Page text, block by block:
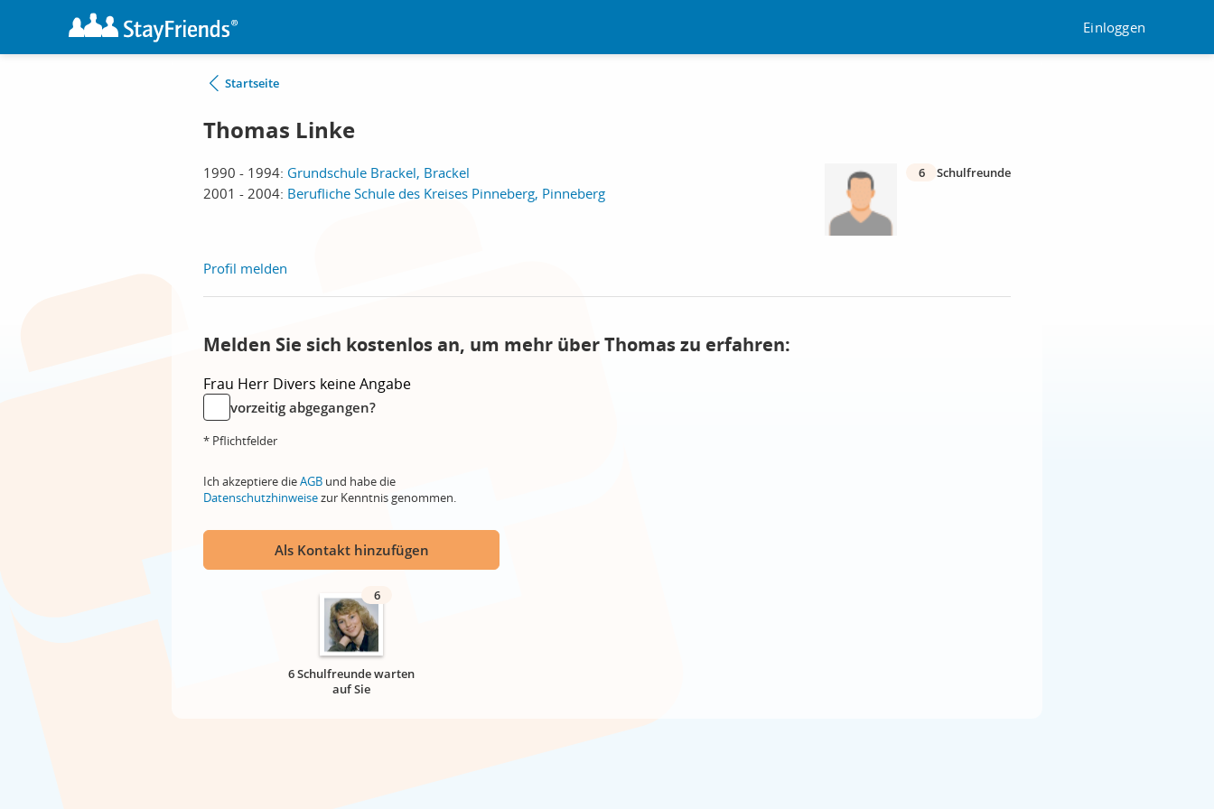
Einloggen
Startseite
Thomas Linke
1990 - 1994: Grundschule Brackel, Brackel
2001 - 2004: Berufliche Schule des Kreises Pinneberg, Pinneberg
6 Schulfreunde
Profil melden
Melden Sie sich kostenlos an, um mehr über Thomas zu erfahren:
Frau Herr Divers keine Angabe
vorzeitig abgegangen?
* Pflichtfelder
Ich akzeptiere dieAGB und habe die
Datenschutzhinweisezur Kenntnis genommen.
Als Kontakt hinzufügen
6
6 Schulfreunde warten
auf Sie